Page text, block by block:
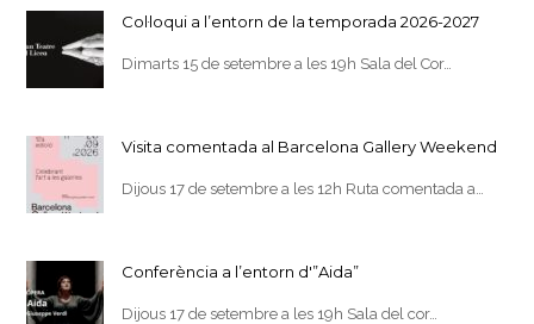
Col·loqui a l’entorn de la temporada 2026-2027
Dimarts 15 de setembre a les 19h Sala del Cor…
Visita comentada al Barcelona Gallery Weekend
Dijous 17 de setembre a les 12h Ruta comentada a…
Conferència a l’entorn d'”Aida”
Dijous 17 de setembre a les 19h Sala del cor…